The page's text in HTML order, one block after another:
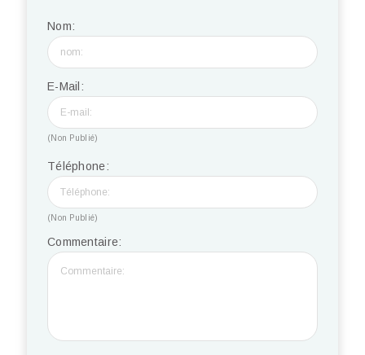
Nom:
E-Mail:
(Non Publié)
Téléphone:
(Non Publié)
Commentaire: